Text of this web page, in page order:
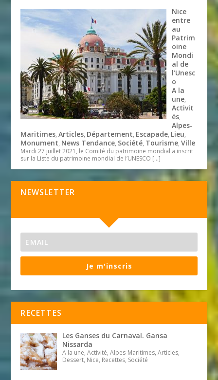
Nice
entre
au
Patrim
oine
Mondi
al de
l’Unesc
o
A la
une,
Activit
és,
Alpes-
Maritimes,Articles, Département, Escapade, Lieu,
Monument, News Tendance, Société, Tourisme,Ville
Mardi 27 juillet 2021, le Comité du patrimoine mondial a inscrit
sur la Liste du patrimoine mondial de l’UNESCO […]
NEWSLETTER
Je m'inscris
RECETTES
Les Ganses du Carnaval. Gansa
Nissarda
A la une, Activité, Alpes-Maritimes, Articles,
Dessert, Nice, Recettes, Société